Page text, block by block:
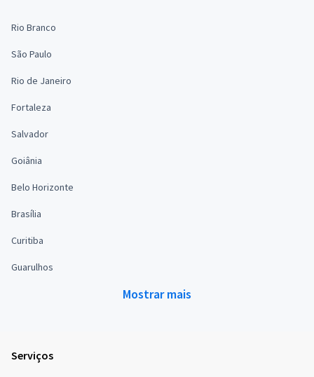
Rio Branco
São Paulo
Rio de Janeiro
Fortaleza
Salvador
Goiânia
Belo Horizonte
Brasília
Curitiba
Guarulhos
Mostrar mais
Serviços